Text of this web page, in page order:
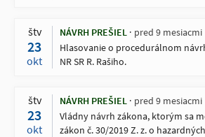
štv
23
okt
NÁVRH PREŠIEL
pred 9 mesiacmi
Hlasovanie o procedurálnom
NR SR R. Rašiho.
štv
23
okt
NÁVRH PREŠIEL
pred 9 mesiacmi
Vládny návrh zákona, ktorým sa
zákon č. 30/2019 Z. z. o